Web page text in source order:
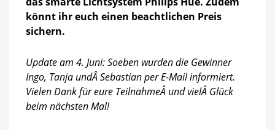
für
Hue-
von
bis
zu
200
könnt ihr euch einen beachtlichen Preis
sichern.
Update am 4. Juni: Soeben wurden die Gewinner
Ingo, Tanja undÂ Sebastian per E-Mail informiert.
Vielen Dank für eure TeilnahmeÂ und vielÂ Glück
beim nächsten Mal!